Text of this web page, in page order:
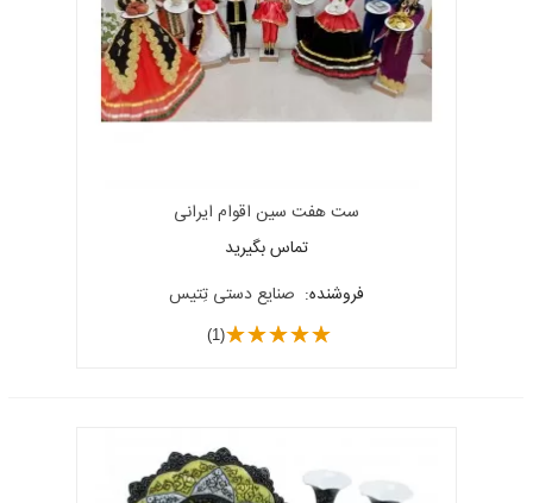
ست هفت سین اقوام ایرانی
تماس بگیرید
فروشنده: صنایع دستی تِتیس
(1)